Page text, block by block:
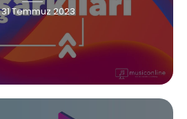
31 Temmuz 2023